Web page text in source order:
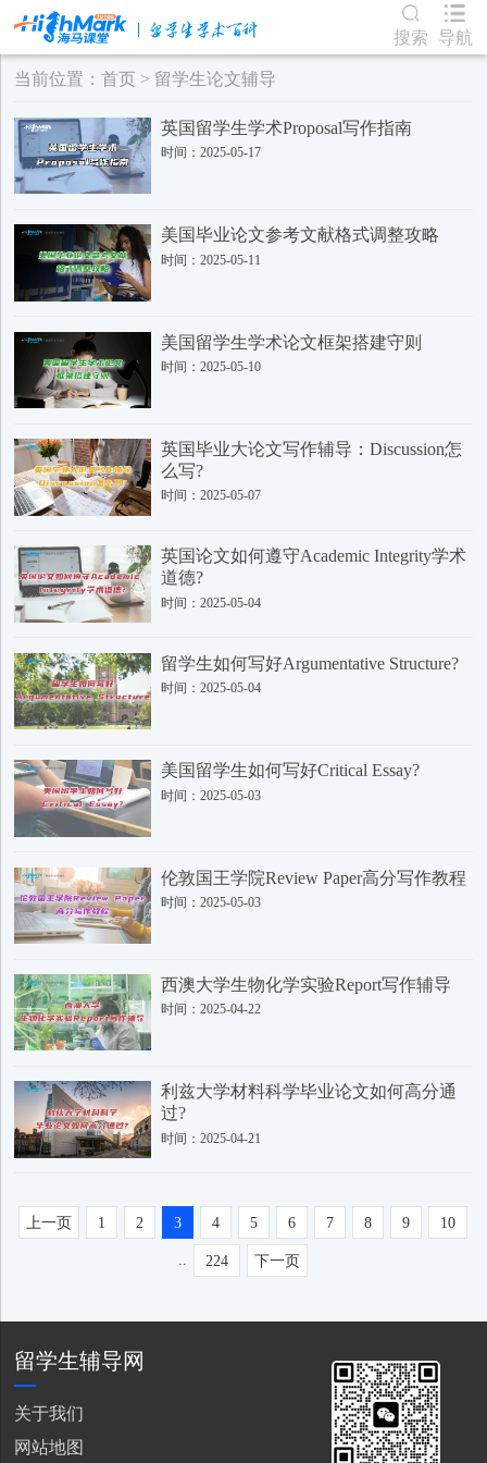
搜索 导航
当前位置：首页 > 留学生论文辅导
英国留学生学术Proposal写作指南
时间：2025-05-17
美国毕业论文参考文献格式调整攻略
时间：2025-05-11
美国留学生学术论文框架搭建守则
时间：2025-05-10
英国毕业大论文写作辅导：Discussion怎
么写?
时间：2025-05-07
英国论文如何遵守Academic Integrity学术
道德?
时间：2025-05-04
留学生如何写好Argumentative Structure?
时间：2025-05-04
美国留学生如何写好Critical Essay?
时间：2025-05-03
伦敦国王学院Review Paper高分写作教程
时间：2025-05-03
西澳大学生物化学实验Report写作辅导
时间：2025-04-22
利兹大学材料科学毕业论文如何高分通
过?
时间：2025-04-21
上一页 1 2 3 4 5 6 7 8 9 10
.. 224 下一页
留学生辅导网
关于我们
网站地图